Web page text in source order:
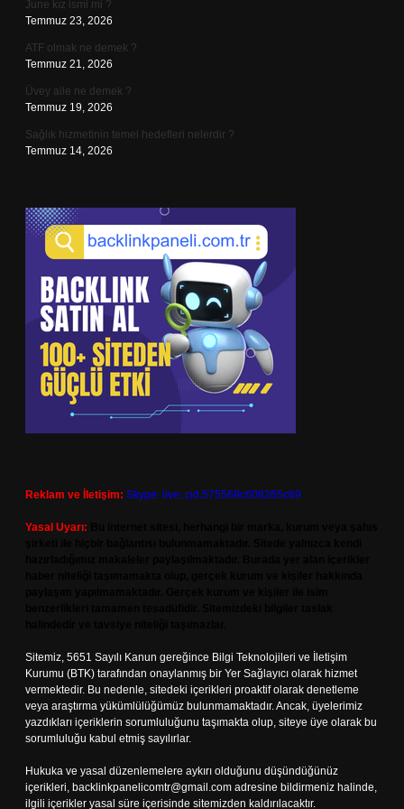
June kız ismi mi ?
Temmuz 23, 2026
ATF olmak ne demek ?
Temmuz 21, 2026
Üvey aile ne demek ?
Temmuz 19, 2026
Sağlık hizmetinin temel hedefleri nelerdir ?
Temmuz 14, 2026
Reklam ve İletişim: Skype: live:.cid.575569c608265c69
Yasal Uyarı:
Sitemiz, 5651 Sayılı Kanun gereğince Bilgi Teknolojileri ve İletişim
Kurumu (BTK) tarafından onaylanmış bir Yer Sağlayıcı olarak hizmet
vermektedir. Bu nedenle, sitedeki içerikleri proaktif olarak denetleme
veya araştırma yükümlülüğümüz bulunmamaktadır. Ancak, üyelerimiz
yazdıkları içeriklerin sorumluluğunu taşımakta olup, siteye üye olarak bu
sorumluluğu kabul etmiş sayılırlar.
Hukuka ve yasal düzenlemelere aykırı olduğunu düşündüğünüz
içerikleri, backlinkpanelicomtr@gmail.com adresine bildirmeniz halinde,
ilgili içerikler yasal süre içerisinde sitemizden kaldırılacaktır.